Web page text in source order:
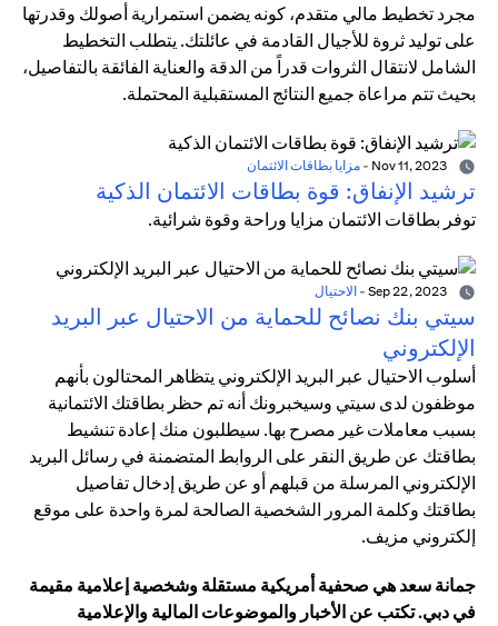
مجرد تخطيط مالي متقدم، كونه يضمن استمرارية أصولك وقدرتها
على توليد ثروة للأجيال القادمة في عائلتك. يتطلب التخطيط
الشامل لانتقال الثروات قدراً من الدقة والعناية الفائقة بالتفاصيل،
بحيث تتم مراعاة جميع النتائج المستقبلية المحتملة.
- مزايا بطاقات الائتمان
ترشيد الإنفاق: قوة بطاقات الائتمان الذكية
توفر بطاقات الائتمان مزايا وراحة وقوة شرائية.
- الاحتيال
سيتي بنك نصائح للحماية من الاحتيال عبر البريد
الإلكتروني
أسلوب الاحتيال عبر البريد الإلكتروني يتظاهر المحتالون بأنهم
موظفون لدى سيتي وسيخبرونك أنه تم حظر بطاقتك الائتمانية
بسبب معاملات غير مصرح بها. سيطلبون منك إعادة تنشيط
بطاقتك عن طريق النقر على الروابط المتضمنة في رسائل البريد
الإلكتروني المرسلة من قبلهم أو عن طريق إدخال تفاصيل
بطاقتك وكلمة المرور الشخصية الصالحة لمرة واحدة على موقع
إلكتروني مزيف.
جمانة سعد هي صحفية أمريكية مستقلة وشخصية إعلامية مقيمة
في دبي. تكتب عن الأخبار والموضوعات المالية والإعلامية